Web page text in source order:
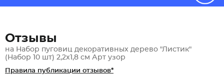
Отзывы
на Набор пуговиц декоративных дерево "Листик"
(Набор 10 шт) 2,2х1,8 см Арт узор
Правила публикации отзывов*